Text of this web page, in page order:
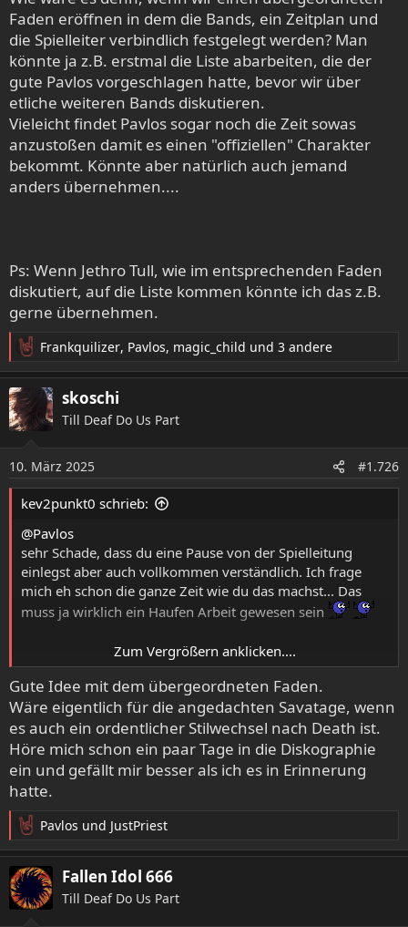
Faden eröffnen in dem die Bands, ein Zeitplan und
die Spielleiter verbindlich festgelegt werden? Man
könnte ja z.B. erstmal die Liste abarbeiten, die der
gute Pavlos vorgeschlagen hatte, bevor wir über
etliche weiteren Bands diskutieren.
Vieleicht findet Pavlos sogar noch die Zeit sowas
anzustoßen damit es einen "offiziellen" Charakter
bekommt. Könnte aber natürlich auch jemand
anders übernehmen....
Ps: Wenn Jethro Tull, wie im entsprechenden Faden
diskutiert, auf die Liste kommen könnte ich das z.B.
gerne übernehmen.
R
e
a
k
t
n
e
n
Frankquilizer, Pavlos, magic_child und 3 andere
skoschi
Till Deaf Do Us Part
10. März 2025 #1.726
kev2punkt0 schrieb:
@Pavlos
sehr Schade, dass du eine Pause von der Spielleitung
einlegst aber auch vollkommen verständlich. Ich frage
mich eh schon die ganze Zeit wie du das machst... Das
muss ja wirklich ein Haufen Arbeit gewesen sein
@alle
Wir scheinen ja alle großes Interesse daran zu haben, dass
weitergeht. Das Ganze wird aber langsam ziemlich
unübersichtlich und meiner Meinung nach verliert das
laufen.
Wie wäre es denn, wenn wir einen übergeordneten Faden
eröffnen in dem die Bands, ein Zeitplan und die Spielleiter
verbindlich festgelegt werden? Man könnte ja z.B. erstmal
Zum Vergrößern anklicken....
Gute Idee mit dem übergeordneten Faden.
Wäre eigentlich für die angedachten Savatage, wenn
es auch ein ordentlicher Stilwechsel nach Death ist.
Höre mich schon ein paar Tage in die Diskographie
ein und gefällt mir besser als ich es in Erinnerung
hatte.
R
e
a
k
t
Pavlos und JustPriest
Fallen Idol 666
Till Deaf Do Us Part